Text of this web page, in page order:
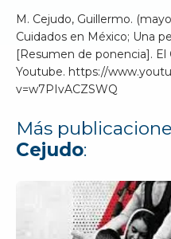
M. Cejudo, Guillermo.
Cuidados en México; Una
[Resumen de ponencia].
Youtube. https://
v=w7PIvACZSWQ
Más
Cejudo: